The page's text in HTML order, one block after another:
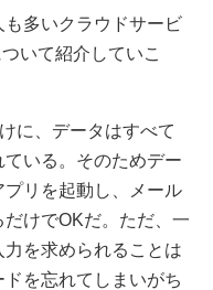
多いクラウドサービ
いて紹介していこ
に、データはすべて
いる。そのためデー
リを起動し、メール
けでOKだ。ただ、一
を求められることは
を忘れてしまいがち